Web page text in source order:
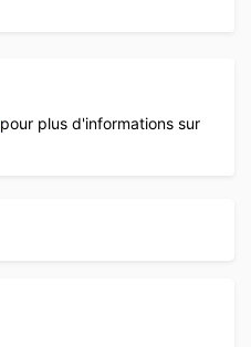
pour plus d'informations sur